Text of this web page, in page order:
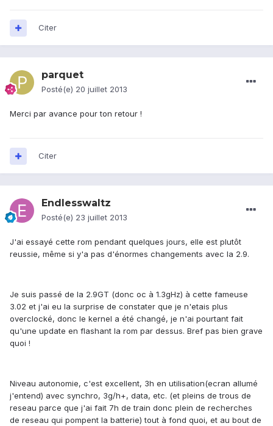
Citer
parquet
Posté(e) 20 juillet 2013
Merci par avance pour ton retour !
Citer
Endlesswaltz
Posté(e) 23 juillet 2013
J'ai essayé cette rom pendant quelques jours, elle est plutôt
reussie, même si y'a pas d'énormes changements avec la 2.9.
Je suis passé de la 2.9GT (donc oc à 1.3gHz) à cette fameuse
3.02 et j'ai eu la surprise de constater que je n'etais plus
overclocké, donc le kernel a été changé, je n'ai pourtant fait
qu'une update en flashant la rom par dessus. Bref pas bien grave
quoi !
Niveau autonomie, c'est excellent, 3h en utilisation(ecran allumé
j'entend) avec synchro, 3g/h+, data, etc. (et pleins de trous de
reseau parce que j'ai fait 7h de train donc plein de recherches
de reseau qui pompent la batterie) tout à fond quoi, et au bout de